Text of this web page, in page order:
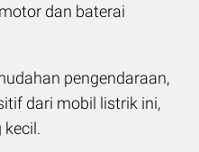
dan baterai
pengendaraan,
dari mobil listrik ini,